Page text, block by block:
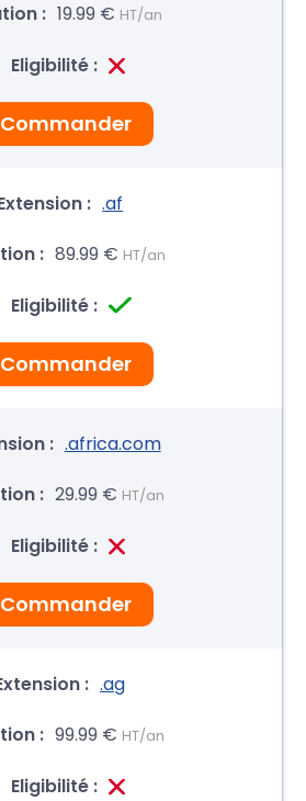
19.99 € HT/an
Commander
.af
89.99 € HT/an
Commander
.africa.com
29.99 € HT/an
Commander
.ag
99.99 € HT/an